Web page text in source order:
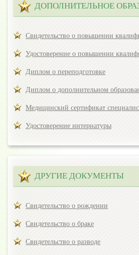
ДОПОЛНИТЕЛЬНОЕ
Свидетельство о повышении
Удостоверение о повышении
Диплом о переподготовке
Диплом о дополнительном
Медицинский сертификат
Удостоверение интернатуры
ДРУГИЕ ДОКУМЕНТЫ
Свидетельство о рождении
Свидетельство о браке
Свидетельство о разводе